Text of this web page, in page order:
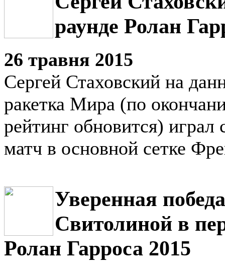
раунде Ролан
26 травня 2015
Сергей Стаховский на
ракетка Мира (по
рейтинг обновится) играл
матч в основной сетке
Уверенная
Свитолиной в
Ролан Гарроса 2015